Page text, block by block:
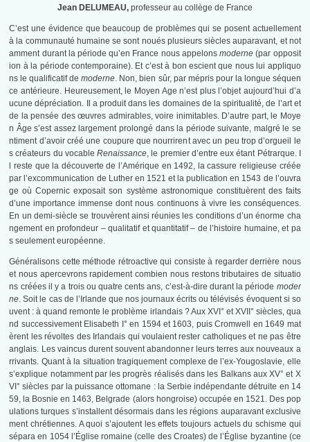
Jean DELUMEAU, professeur au collège de France
C’est une évidence que beaucoup de problèmes qui se posent actuellement
à la communauté humaine se sont noués plusieurs siècles auparavant, et not
amment durant la période qu’en France nous appelonsmoderne (par opposit
ion à la période contemporaine). Et c’est à bon escient que nous lui appliquo
ns le qualificatif demoderne. Non, bien sûr, par mépris pour la longue séquen
ce antérieure. Heureusement, le Moyen Age n’est plus l’objet aujourd’hui d’a
ucune dépréciation. Il a produit dans les domaines de la spiritualité, de l’art et
de la pensée des œuvres admirables, voire inimitables. D’autre part, le Moye
n Âge s’est assez largement prolongé dans la période suivante, malgré le se
ntiment d’avoir créé une coupure que nourrirent avec un peu trop d’orgueil le
s créateurs du vocableRenaissance, le premier d’entre eux étant Pétrarque. I
l reste que la découverte de l’Amérique en 1492, la cassure religieuse créée
par l’excommunication de Luther en 1521 et la publication en 1543 de l’ouvra
ge où Copernic exposait son système astronomique constituèrent des faits
d’une importance immense dont nous continuons à vivre les conséquences.
En un demi-siècle se trouvèrent ainsi réunies les conditions d’un énorme cha
ngement en profondeur – qualitatif et quantitatif – de l’histoire humaine, et pa
s seulement européenne.
Généralisons cette méthode rétroactive qui consiste à regarder derrière nous
et nous apercevrons rapidement combien nous restons tributaires de situatio
ns créées il y a trois ou quatre cents ans, c’est-à-dire durant la période moder
ne. Soit le cas de l’Irlande que nos journaux écrits ou télévisés évoquent si so
uvent : à quand remonte le problème irlandais ? Aux XVI° et XVII° siècles, qua
nd successivement Elisabeth I° en 1594 et 1603, puis Cromwell en 1649 mat
èrent les révoltes des Irlandais qui voulaient rester catholiques et ne pas être
anglais. Les vaincus durent souvent abandonner leurs terres aux nouveaux a
rrivants. Quant à la situation tragiquement complexe de l’ex-Yougoslavie, elle
s’explique notamment par les progrès réalisés dans les Balkans aux XV° et X
VI° siècles par la puissance ottomane : la Serbie indépendante détruite en 14
59, la Bosnie en 1463, Belgrade (alors hongroise) occupée en 1521. Des pop
ulations turques s’installent désormais dans les régions auparavant exclusive
ment chrétiennes. A quoi s’ajoutent les effets toujours actuels du schisme qui
sépara en 1054 l’Église romaine (celle des Croates) de l’Église byzantine (ce